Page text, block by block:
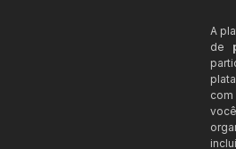
A
de
com